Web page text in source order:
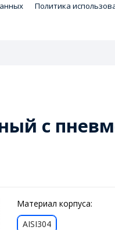
Политика
с
Материал корпуса:
AISI304